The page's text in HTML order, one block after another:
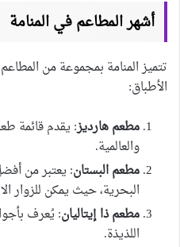
أشهر المطاعم في المنامة
تتميز المنامة بمجموعة من
الأطباق:
مطعم هارديز: يقدم قائمة
والعالمية.
مطعم البستان: يعتبر من
البحرية، حيث يمكن للزوار
مطعم ذا إيتاليان: يُعرف
اللذيذة.